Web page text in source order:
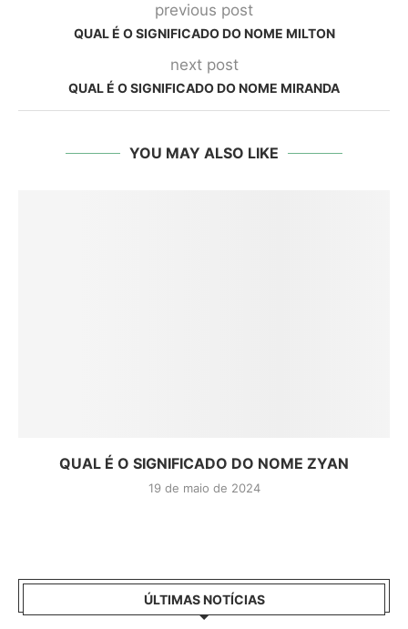
previous post
QUAL É O SIGNIFICADO DO NOME MILTON
next post
QUAL É O SIGNIFICADO DO NOME MIRANDA
YOU MAY ALSO LIKE
QUAL É O SIGNIFICADO DO NOME ZYAN
19 de maio de 2024
ÚLTIMAS NOTÍCIAS